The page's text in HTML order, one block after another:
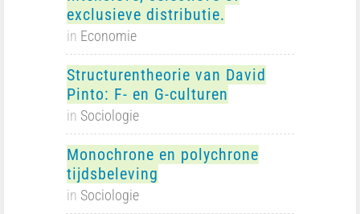
exclusieve distributie.
in Economie
Structurentheorie van David
Pinto: F- en G-culturen
in Sociologie
Monochrone en polychrone
tijdsbeleving
in Sociologie